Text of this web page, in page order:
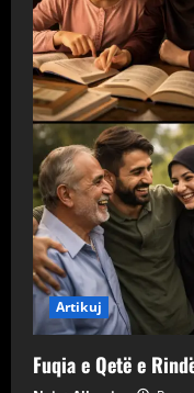
Artikuj
Fuqia e Qetë e